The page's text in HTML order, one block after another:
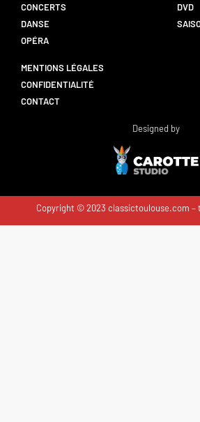
CONCERTS
DANSE
OPÉRA
DVD
MENTIONS LÉGALES
CONFIDENTIALITÉ
CONTACT
Designed by
Copyright © 2023 classictoulouse.com –